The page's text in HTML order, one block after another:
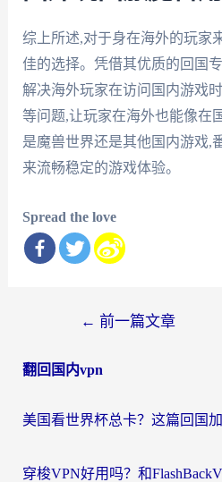
综上所述,对于身在海外的玩家
佳的选择。凭借其优质的回国
解决海外玩家在访问国内游戏
等问题,让玩家在海外也能像在
是魔兽世界还是其他国内游戏,
来流畅稳定的游戏体验。
Spread the love
导
← 前一篇文章
翻回国内vpn